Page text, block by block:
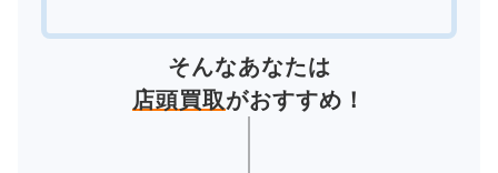
そんなあなたは
店頭買取がおすすめ！